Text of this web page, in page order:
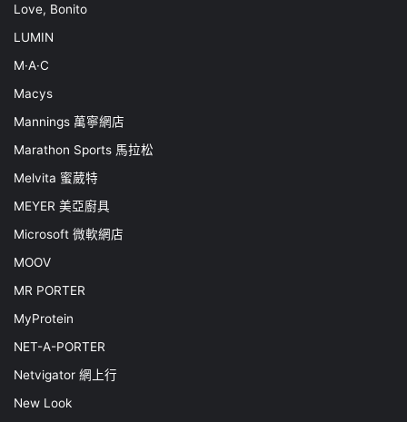
Love, Bonito
LUMIN
M·A·C
Macys
Mannings 萬寧網店
Marathon Sports 馬拉松
Melvita 蜜葳特
MEYER 美亞廚具
Microsoft 微軟網店
MOOV
MR PORTER
MyProtein
NET-A-PORTER
Netvigator 網上行
New Look